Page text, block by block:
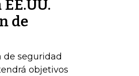
de
seguridad
objetivos